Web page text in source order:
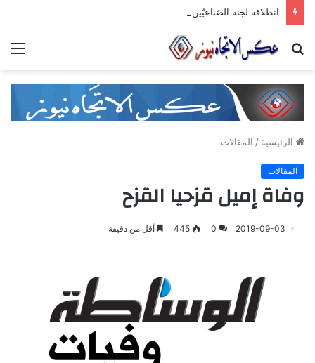
بحث
الرئيسية / المقالات
المقالات
وفاة إميل قزحيا القزح
2019-09-03
0
445 أقل من دقيقة